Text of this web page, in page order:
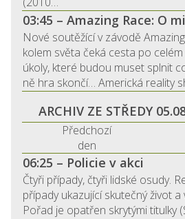
03:45 – Amazing Race: O
Nové soutěžící v závodě
kolem světa čeká cesta po
úkoly, které budou muset splnit
ně hra skončí… Americká reality
ARCHIV ZE STŘEDY
Předchozí
den
06:25 – Policie v akci
Čtyři případy, čtyři lidské osudy.
případy ukazující skutečný život
Pořad je opatřen skrytými titulky